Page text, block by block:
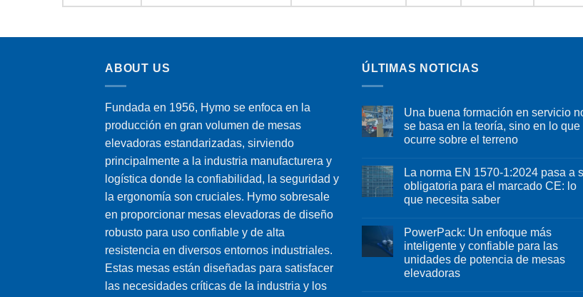
ABOUT US
Fundada en 1956, Hymo se enfoca en la
producción en gran volumen de mesas
elevadoras estandarizadas, sirviendo
principalmente a la industria manufacturera y
logística donde la confiabilidad, la seguridad y
la ergonomía son cruciales. Hymo sobresale
en proporcionar mesas elevadoras de diseño
robusto para uso confiable y de alta
resistencia en diversos entornos industriales.
Estas mesas están diseñadas para satisfacer
las necesidades críticas de la industria y los
ÚLTIMAS NOTICIAS
Una buena formación en servicio
se basa en la teoría, sino en lo que
ocurre sobre el terreno
La norma EN 1570-1:2024 pasa a
obligatoria para el marcado CE: lo
que necesita saber
PowerPack: Un enfoque más
inteligente y confiable para las
unidades de potencia de mesas
elevadoras